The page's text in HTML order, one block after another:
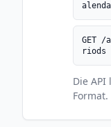
GET
riods
Die API
Format.